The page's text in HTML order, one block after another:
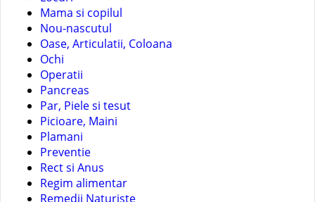
Mama si copilul
Nou-nascutul
Oase, Articulatii, Coloana
Ochi
Operatii
Pancreas
Par, Piele si tesut
Picioare, Maini
Plamani
Preventie
Rect si Anus
Regim alimentar
Remedii Naturiste